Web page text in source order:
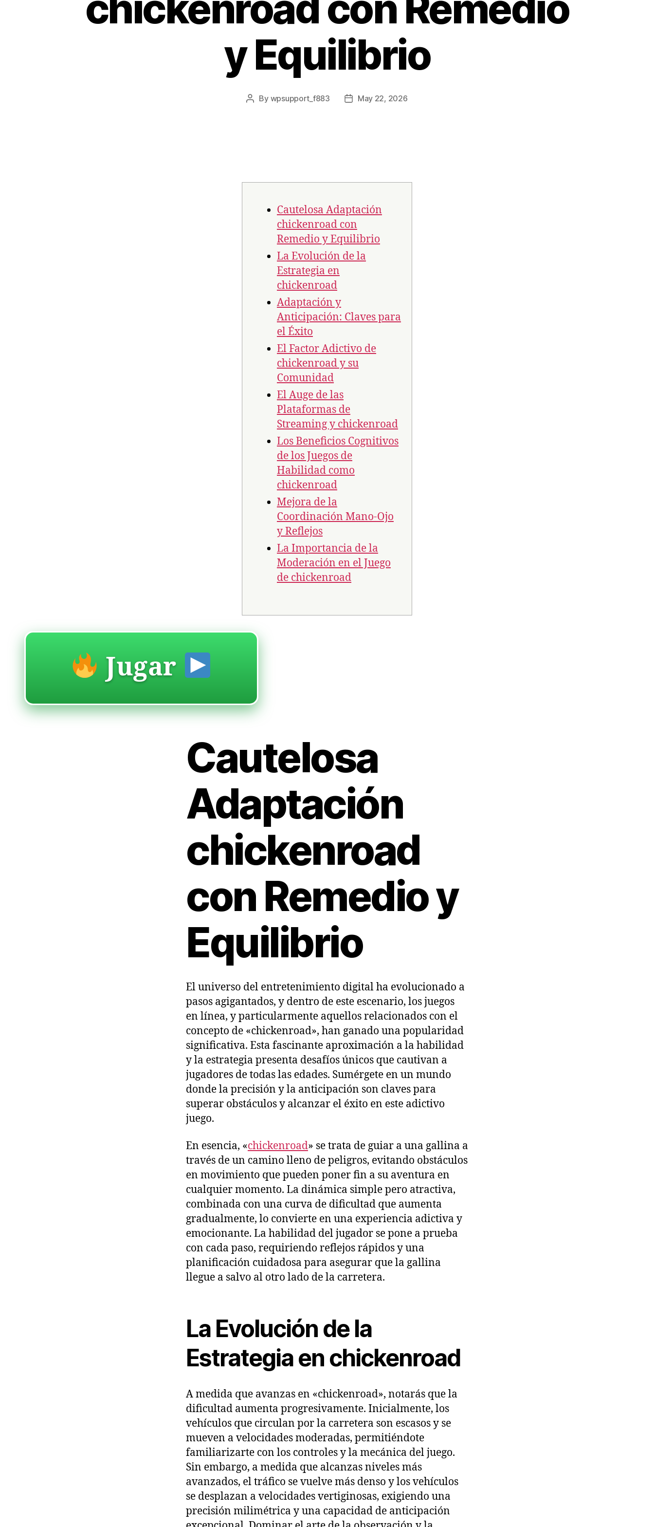
y Equilibrio
By wpsupport_f883 May 22, 2026
Cautelosa Adaptación
chickenroad con
Remedio y Equilibrio
La Evolución de la
Estrategia en
chickenroad
Adaptación y
Anticipación: Claves para
el Éxito
El Factor Adictivo de
chickenroad y su
Comunidad
El Auge de las
Plataformas de
Streaming y chickenroad
Los Beneficios Cognitivos
de los Juegos de
Habilidad como
chickenroad
Mejora de la
Coordinación Mano-Ojo
y Reflejos
La Importancia de la
Moderación en el Juego
de chickenroad
Jugar
Cautelosa
Adaptación
chickenroad
con Remedio y
Equilibrio
El universo del entretenimiento digital ha evolucionado a
pasos agigantados, y dentro de este escenario, los juegos
en línea, y particularmente aquellos relacionados con el
concepto de «chickenroad», han ganado una popularidad
significativa. Esta fascinante aproximación a la habilidad
y la estrategia presenta desafíos únicos que cautivan a
jugadores de todas las edades. Sumérgete en un mundo
donde la precisión y la anticipación son claves para
superar obstáculos y alcanzar el éxito en este adictivo
juego.
En esencia, «chickenroad» se trata de guiar a una gallina a
través de un camino lleno de peligros, evitando obstáculos
en movimiento que pueden poner fin a su aventura en
cualquier momento. La dinámica simple pero atractiva,
combinada con una curva de dificultad que aumenta
gradualmente, lo convierte en una experiencia adictiva y
emocionante. La habilidad del jugador se pone a prueba
con cada paso, requiriendo reflejos rápidos y una
planificación cuidadosa para asegurar que la gallina
llegue a salvo al otro lado de la carretera.
La Evolución de la
Estrategia en chickenroad
A medida que avanzas en «chickenroad», notarás que la
dificultad aumenta progresivamente. Inicialmente, los
vehículos que circulan por la carretera son escasos y se
mueven a velocidades moderadas, permitiéndote
familiarizarte con los controles y la mecánica del juego.
Sin embargo, a medida que alcanzas niveles más
avanzados, el tráfico se vuelve más denso y los vehículos
se desplazan a velocidades vertiginosas, exigiendo una
precisión milimétrica y una capacidad de anticipación